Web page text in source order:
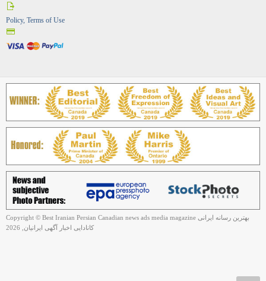
Policy, Terms of Use
Copyright © Best Iranian Persian Canadian news ads media magazine بهترین رسانه ایرانی
کانادایی اخبار آگهی ایرانیان, 2026